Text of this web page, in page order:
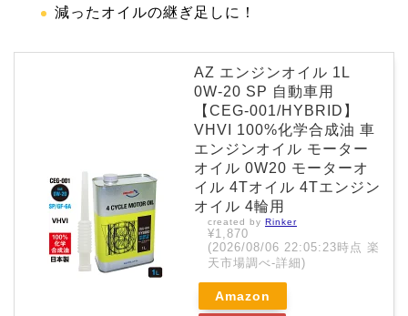
減ったオイルの継ぎ足しに！
AZ エンジンオイル 1L
0W-20 SP 自動車用
【CEG-001/HYBRID】
VHVI 100%化学合成油 車
エンジンオイル モーター
オイル 0W20 モーターオ
イル 4Tオイル 4Tエンジン
オイル 4輪用
created by Rinker
¥1,870
(2026/08/06 22:05:23時点 楽
天市場調べ-詳細)
Amazon